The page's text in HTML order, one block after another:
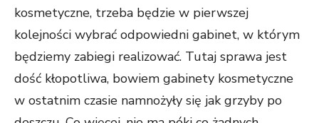
kosmetyczne, trzeba będzie w pierwszej
kolejności wybrać odpowiedni gabinet, w którym
będziemy zabiegi realizować. Tutaj sprawa jest
dość kłopotliwa, bowiem gabinety kosmetyczne
w ostatnim czasie namnożyły się jak grzyby po